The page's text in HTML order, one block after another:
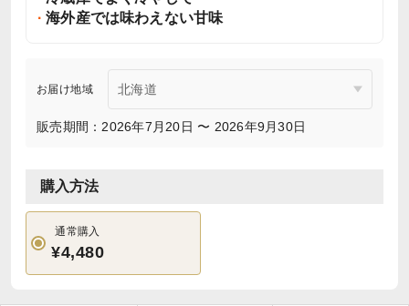
海外産では味わえない甘味
お届け地域
販売期間：2026年7月20日 〜 2026年9月30日
購入方法
通常購入
¥4,480